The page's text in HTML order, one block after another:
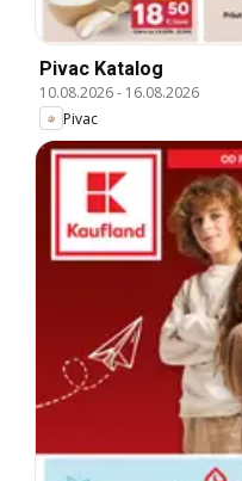
Pivac Katalog
10.08.2026- 16.08.2026
Pivac